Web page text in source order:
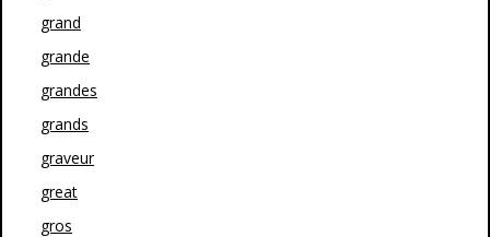
grand
grande
grandes
grands
graveur
great
gros